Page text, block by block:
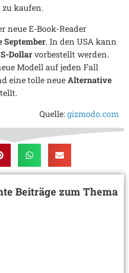
zu kaufen.
neue E-Book-Reader
September. In den USA kann
Dollarvorbestellt werden.
Modell auf jeden Fall
eine tolle neueAlternative
Quelle:gizmodo.com
Beiträge zum Thema